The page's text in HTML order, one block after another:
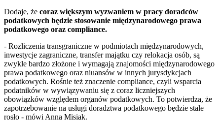
Dodaje, że coraz większym wyzwaniem w pracy doradców
podatkowych będzie stosowanie międzynarodowego prawa
podatkowego oraz compliance.
- Rozliczenia transgraniczne w podmiotach międzynarodowych,
inwestycje zagraniczne, transfer majątku czy relokacja osób, są
zwykle bardzo złożone i wymagają znajomości międzynarodowego
prawa podatkowego oraz niuansów w innych jurysdykcjach
podatkowych. Rośnie też znaczenie compliance, czyli wsparcia
podatników w wywiązywaniu się z coraz liczniejszych
obowiązków względem organów podatkowych. To potwierdza, że
zapotrzebowanie na usługi doradztwa podatkowego będzie stale
rosło - mówi Anna Misiak.